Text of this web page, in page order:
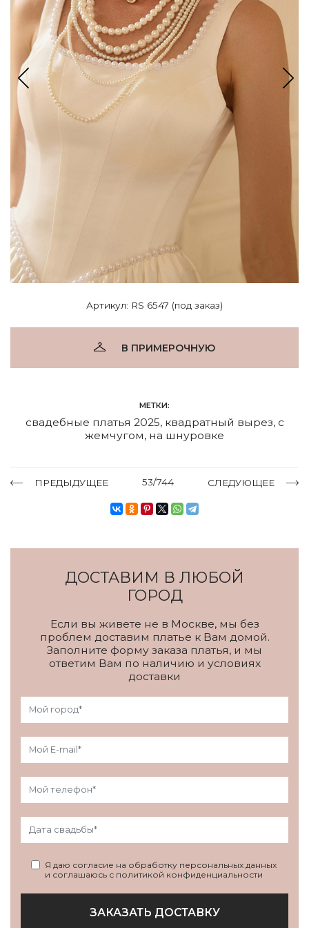
Артикул: RS 6547 (под заказ)
В ПРИМЕРОЧНУЮ
МЕТКИ:
свадебные платья 2025, квадратный вырез, с
жемчугом, на шнуровке
ПРЕДЫДУЩЕЕ 53/744 СЛЕДУЮЩЕЕ
ДОСТАВИМ В ЛЮБОЙ
ГОРОД
Если вы живете не в Москве, мы без
проблем доставим платье к Вам домой.
Заполните форму заказа платья, и мы
ответим Вам по наличию и условиях
доставки
Я даю согласие на обработку персональных данных
и соглашаюсь с политикой конфиденциальности
ЗАКАЗАТЬ ДОСТАВКУ